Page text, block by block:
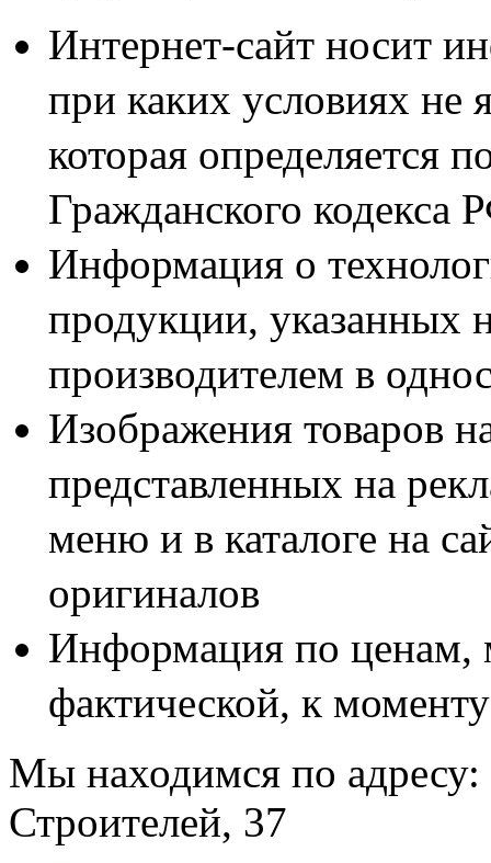
Интернет-сайт носит
при каких условиях не
которая определяется
Гражданского кодекса
Информация о
продукции, указанных
производителем в
Изображения товаров
представленных на
меню и в каталоге на
оригиналов
Информация по ценам,
фактической, к
Мы находимся по адресу:
Строителей, 37